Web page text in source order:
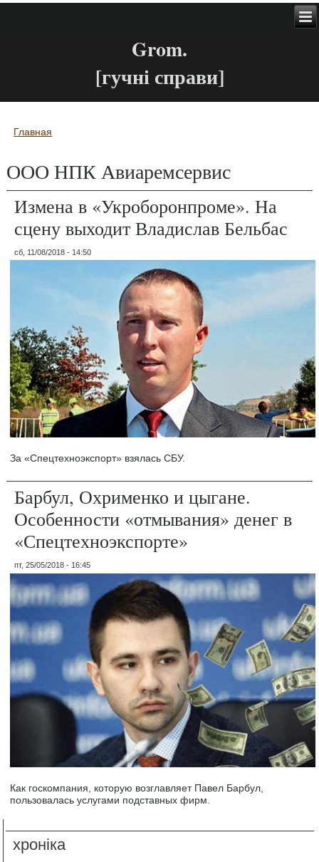
Grom.
[гучні справи]
Вы здесь
Главная
ООО НПК Авиаремсервис
Измена в «Укроборонпроме». На
сцену выходит Владислав Бельбас
сб, 11/08/2018 - 14:50
За «Спецтехноэкспорт» взялась СБУ.
Барбул, Охрименко и цыгане.
Особенности «отмывания» денег в
«Спецтехноэкспорте»
пт, 25/05/2018 - 16:45
Как госкомпания, которую возглавляет Павел Барбул,
пользовалась услугами подставных фирм.
хроніка